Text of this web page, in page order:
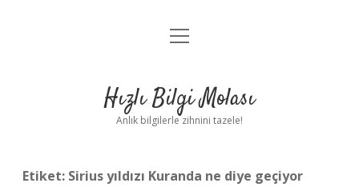
Anasayfa
Yasal Uyarı
menüyü
Hızlı Bilgi Molası
Anlık bilgilerle zihnini tazele!
Etiket: Sirius yıldızı Kuranda ne diye geçiyor